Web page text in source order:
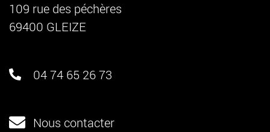
109 rue des péchères
69400 GLEIZE
04 74 65 26 73
Nous contacter